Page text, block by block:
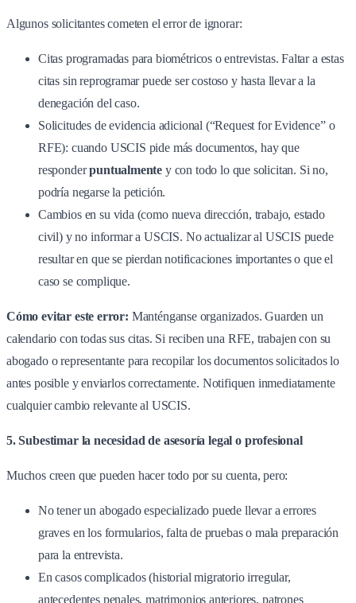
Algunos solicitantes cometen el error de ignorar:
Citas programadas para biométricos o entrevistas. Faltar a estas
citas sin reprogramar puede ser costoso y hasta llevar a la
denegación del caso.
Solicitudes de evidencia adicional (“Request for Evidence” o
RFE): cuando USCIS pide más documentos, hay que
responderpuntualmente y con todo lo que solicitan. Si no,
podría negarse la petición.
Cambios en su vida (como nueva dirección, trabajo, estado
civil) y no informar a USCIS. No actualizar al USCIS puede
resultar en que se pierdan notificaciones importantes o que el
caso se complique.
Cómo evitar este error: Manténganse organizados. Guarden un
calendario con todas sus citas. Si reciben una RFE, trabajen con su
abogado o representante para recopilar los documentos solicitados lo
antes posible y enviarlos correctamente. Notifiquen inmediatamente
cualquier cambio relevante al USCIS.
5. Subestimar la necesidad de asesoría legal o profesional
Muchos creen que pueden hacer todo por su cuenta, pero:
No tener un abogado especializado puede llevar a errores
graves en los formularios, falta de pruebas o mala preparación
para la entrevista.
En casos complicados (historial migratorio irregular,
antecedentes penales, matrimonios anteriores, patrones